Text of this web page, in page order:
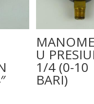
U
1/4 (0-10
BARI)